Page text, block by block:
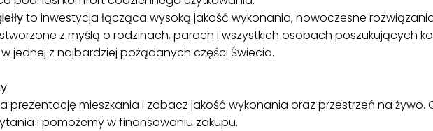
to inwestycja łącząca wysoką jakość wykonania, nowoczesne
z myślą o rodzinach, parach i wszystkich osobach poszukujących
jednej z najbardziej pożądanych części Świecia.
prezentację mieszkania i zobacz jakość wykonania oraz przestrzeń na
i pomożemy w finansowaniu zakupu.